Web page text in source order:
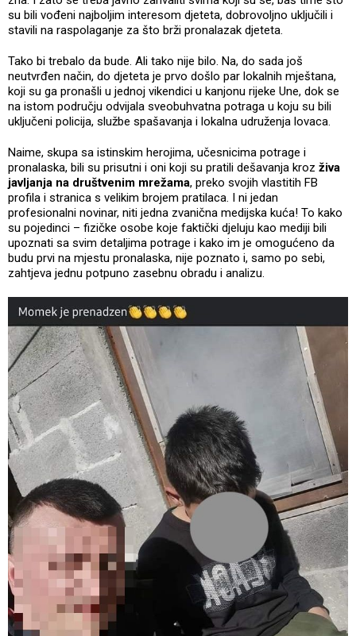
su bili vođeni najboljim interesom djeteta, dobrovoljno uključili i
stavili na raspolaganje za što brži pronalazak djeteta.
Tako bi trebalo da bude. Ali tako nije bilo. Na, do sada još
neutvrđen način, do djeteta je prvo došlo par lokalnih mještana,
koji su ga pronašli u jednoj vikendici u kanjonu rijeke Une, dok se
na istom području odvijala sveobuhvatna potraga u koju su bili
uključeni policija, službe spašavanja i lokalna udruženja lovaca.
Naime, skupa sa istinskim herojima, učesnicima potrage i
pronalaska, bili su prisutni i oni koji su pratili dešavanja kroz živa
javljanja na društvenim mrežama, preko svojih vlastitih FB
profila i stranica s velikim brojem pratilaca. I ni jedan
profesionalni novinar, niti jedna zvanična medijska kuća! To kako
su pojedinci – fizičke osobe koje faktički djeluju kao mediji bili
upoznati sa svim detaljima potrage i kako im je omogućeno da
budu prvi na mjestu pronalaska, nije poznato i, samo po sebi,
zahtjeva jednu potpuno zasebnu obradu i analizu.